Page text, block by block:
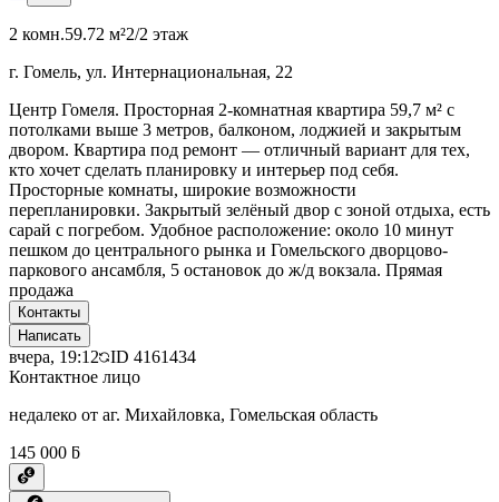
2 комн.59.72 м²2/2 этаж
г. Гомель, ул. Интернациональная, 22
Центр Гомеля. Просторная 2-комнатная квартира 59,7 м² с
потолками выше 3 метров, балконом, лоджией и закрытым
двором. Квартира под ремонт — отличный вариант для тех,
кто хочет сделать планировку и интерьер под себя.
Просторные комнаты, широкие возможности
перепланировки. Закрытый зелёный двор с зоной отдыха, есть
сарай с погребом. Удобное расположение: около 10 минут
пешком до центрального рынка и Гомельского дворцово-
паркового ансамбля, 5 остановок до ж/д вокзала. Прямая
продажа
Контакты
Написать
вчера, 19:12 ID 4161434
Контактное лицо
недалеко от аг. Михайловка, Гомельская область
145 000 ƃ